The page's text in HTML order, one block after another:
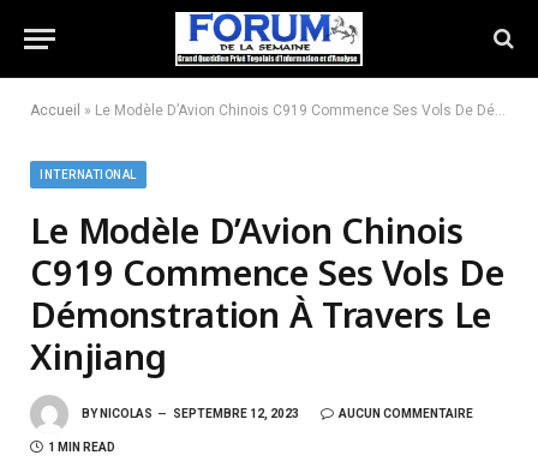
Accueil » Le Modèle D’Avion Chinois C919 Commence Ses Vols De Démonstration À Travers Le Xinjiang
INTERNATIONAL
Le Modèle D’Avion Chinois
C919 Commence Ses Vols De
Démonstration À Travers Le
Xinjiang
BY NICOLAS SEPTEMBRE 12, 2023 AUCUN COMMENTAIRE
1 MIN READ